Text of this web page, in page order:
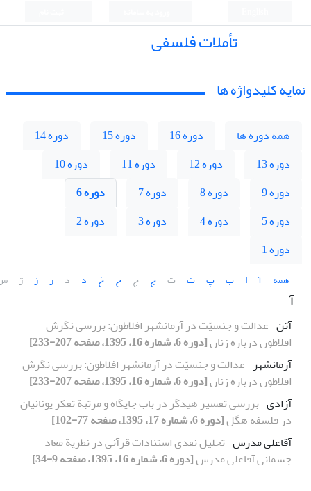
تأملات فلسفی
نمایه کلیدواژه ها
همه دوره ها دوره 16 دوره 15
دوره 14
دوره 13
دوره 12 دوره 11
دوره 10
دوره 9
دوره 8 دوره 7
دوره 6
دوره 5
دوره 4 دوره 3
دوره 2
دوره 1
همه آ ا ب پ ت ث ج چ ح خ د ذ ر ز ژ
آ
آتن عدالت و جنسیّت در آرمانشهر افلاطون: بررسی نگرش
افلاطون دربارة زنان[دوره 6، شماره 16، 1395، صفحه 207-233]
آرمانشهر عدالت و جنسیّت در آرمانشهر افلاطون: بررسی نگرش
افلاطون دربارة زنان[دوره 6، شماره 16، 1395، صفحه 207-233]
آزادی بررسی تفسیر هیدگر در باب جایگاه و مرتبة تفکر یونانیان
در فلسفة هگل[دوره 6، شماره 17، 1395، صفحه 77-102]
آقاعلی مدرس تحلیل نقدی استنادات قرآنی در نظریة معاد
جسمانی آقاعلی مدرس[دوره 6، شماره 16، 1395، صفحه 9-34]